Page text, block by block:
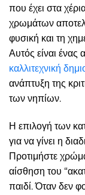
που έχει στα
χρωμάτων
φυσική και τη
Αυτός είναι ένας
καλλιτεχνική
ανάπτυξη της
των νηπίων.
Η επιλογή των
για να γίνει η
Προτιμήστε
αίσθηση του
παιδί. Όταν δεν